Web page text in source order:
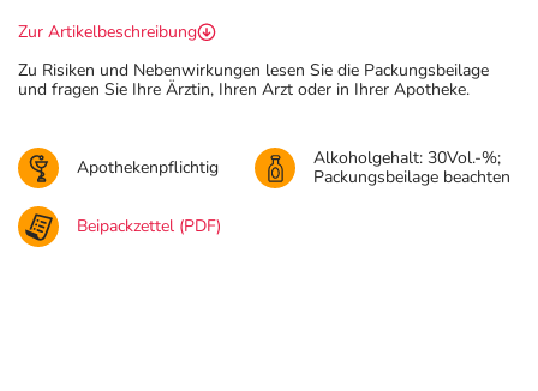
Zur Artikelbeschreibung
Zu Risiken und Nebenwirkungen lesen Sie die Packungsbeilage
und fragen Sie Ihre Ärztin, Ihren Arzt oder in Ihrer Apotheke.
Apothekenpflichtig
Alkoholgehalt: 30Vol.-%;
Packungsbeilage beachten
Beipackzettel (PDF)